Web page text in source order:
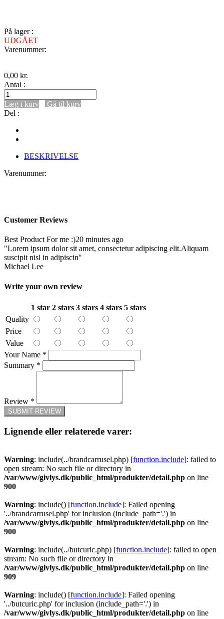
På lager :
UDGÅET
Varenummer:
0,00 kr.
Antal :
Læg i kurv
Gå til kurv
Del :
BESKRIVELSE
Varenummer:
Customer Reviews
Best Product For me :)20 minutes ago
"Lorem ipsum dolor sit amet, consectetur adipiscing elit.Aliquam
suscipit nisl in adipiscin"
Michael Lee
Write your own review
1 star 2 stars 3 stars 4 stars 5 stars
Quality
Price
Value
Your Name *
Summary *
Review *
SUBMIT REVIEW
Lignende eller relaterede varer:
Warning: include(../brandcarrusel.php) [function.include]: failed to
open stream: No such file or directory in
/var/www/givlys.dk/public_html/produkter/detail.php on line
900
Warning: include() [function.include]: Failed opening
'../brandcarrusel.php' for inclusion (include_path='.') in
/var/www/givlys.dk/public_html/produkter/detail.php on line
900
Warning: include(../butcuric.php) [function.include]: failed to open
stream: No such file or directory in
/var/www/givlys.dk/public_html/produkter/detail.php on line
909
Warning: include() [function.include]: Failed opening
'../butcuric.php' for inclusion (include_path='.') in
/var/www/givlys.dk/public_html/produkter/detail.php on line